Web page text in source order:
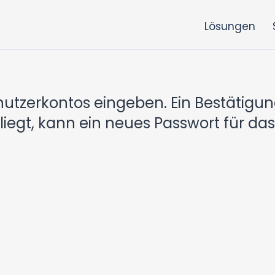
Lösungen
eingeben. Ein
kann ein neues Passwort für